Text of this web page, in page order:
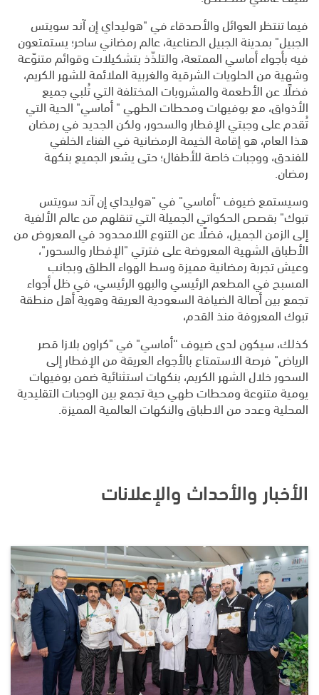
فيما تنتظر العوائل والأصدقاء في "هوليداي إن آند سويتس
الجبيل" بمدينة الجبيل الصناعية، عالم رمضاني ساحر؛ يستمتعون
فيه بأجواء أماسي الممتعة، والتلذّذ بتشكيلات وقوائم متنوّعة
وشهية من الحلويات الشرقية والغربية الملائمة للشهر الكريم،
فضلًا عن الأطعمة والمشروبات المختلفة التي تُلبي جميع
الأذواق، مع بوفيهات ومحطات الطهي " أماسي" الحية التي
تُقدم على وجبتي الإفطار والسحور، ولكن الجديد في رمضان
هذا العام، هو إقامة الخيمة الرمضانية في الفناء الخلفي
للفندق، ووجبات خاصة للأطفال؛ حتى يشعر الجميع بنكهة
رمضان.
وسيستمع ضيوف “أماسي" في "هوليداي إن آند سويتس
تبوك" بقصص الحكواتي الجميلة التي تنقلهم من عالم الألفية
إلى الزمن الجميل، فضلًا عن التنوع اللامحدود في المعروض من
الأطباق الشهية المعروضة على فترتي "الإفطار والسحور"،
وعيش تجربة رمضانية مميزة وسط الهواء الطلق وبجانب
المسبح في المطعم الرئيسي والبهو الرئيسي، في ظل أجواء
تجمع بين أصالة الضيافة السعودية العريقة وهوية أهل منطقة
تبوك المعروفة منذ القدم،
كذلك، سيكون لدى ضيوف “أماسي" في "كراون بلازا قصر
الرياض" فرصة الاستمتاع بالأجواء العريقة من الإفطار إلى
السحور خلال الشهر الكريم، بنكهات استثنائية ضمن بوفيهات
يومية متنوعة ومحطات طهي حية تجمع بين الوجبات التقليدية
المحلية وعدد من الاطباق والنكهات العالمية المميزة.
الأخبار والأحداث والإعلانات